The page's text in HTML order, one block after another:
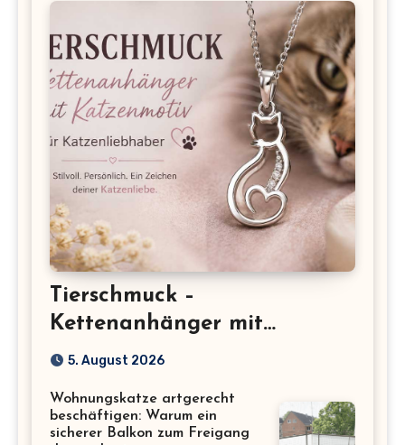
Tierschmuck –
Kettenanhänger mit
Katzenmotiv für
5. August 2026
Wohnungskatze artgerecht
beschäftigen: Warum ein
sicherer Balkon zum Freigang